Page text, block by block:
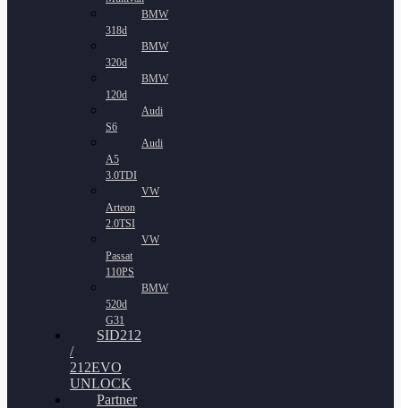
BMW
318d
BMW
320d
BMW
120d
Audi
S6
Audi
A5
3.0TDI
VW
Arteon
2.0TSI
VW
Passat
110PS
BMW
520d
G31
SID212
/
212EVO
UNLOCK
Partner